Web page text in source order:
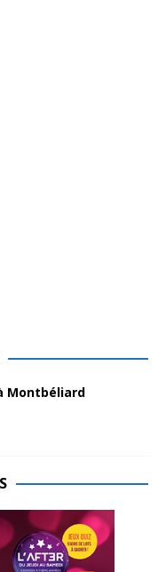
Montbéliard